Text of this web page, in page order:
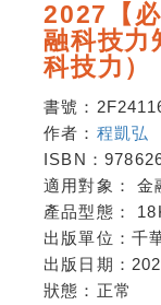
2027【
融科技力
科技力）
書號：
作者： 程凱弘
ISBN：
適用對象：金
產品型態：
出版單位： 千
出版日期：
狀態： 正常